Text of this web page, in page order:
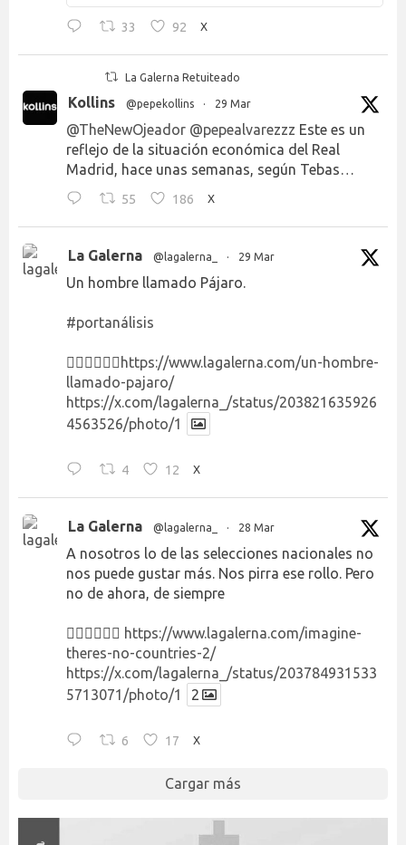
33 92 X
La Galerna Retuiteado
Kollins @pepekollins · 29 Mar
@TheNewOjeador @pepealvarezzz Este es un
reflejo de la situación económica del Real
Madrid, hace unas semanas, según Tebas…
55 186 X
La Galerna @lagalerna_ · 29 Mar
Un hombre llamado Pájaro.
#portanálisis
👉🏻👉🏻👉🏻 https://www.lagalerna.com/un-hombre-
llamado-pajaro/
https://x.com/lagalerna_/status/203821635926
4563526/photo/1
4 12 X
La Galerna @lagalerna_ · 28 Mar
A nosotros lo de las selecciones nacionales no
nos puede gustar más. Nos pirra ese rollo. Pero
no de ahora, de siempre
👉🏻👉🏻👉🏻 https://www.lagalerna.com/imagine-
theres-no-countries-2/
https://x.com/lagalerna_/status/203784931533
5713071/photo/1
2
6 17 X
Cargar más